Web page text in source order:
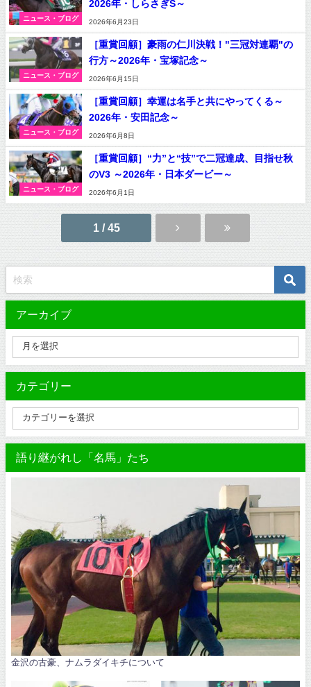
ニュース・ブログ
2026年・しらさぎS～
2026年6月23日
ニュース・ブログ
［重賞回顧］豪雨の仁川決戦！"三冠対連覇"の
行方～2026年・宝塚記念～
2026年6月15日
ニュース・ブログ
［重賞回顧］幸運は名手と共にやってくる～
2026年・安田記念～
2026年6月8日
ニュース・ブログ
［重賞回顧］“力”と“技”で二冠達成、目指せ秋
のV3 ～2026年・日本ダービー～
2026年6月1日
1 / 45
アーカイブ
カテゴリー
語り継がれし「名馬」たち
金沢の古豪、ナムラダイキチについて